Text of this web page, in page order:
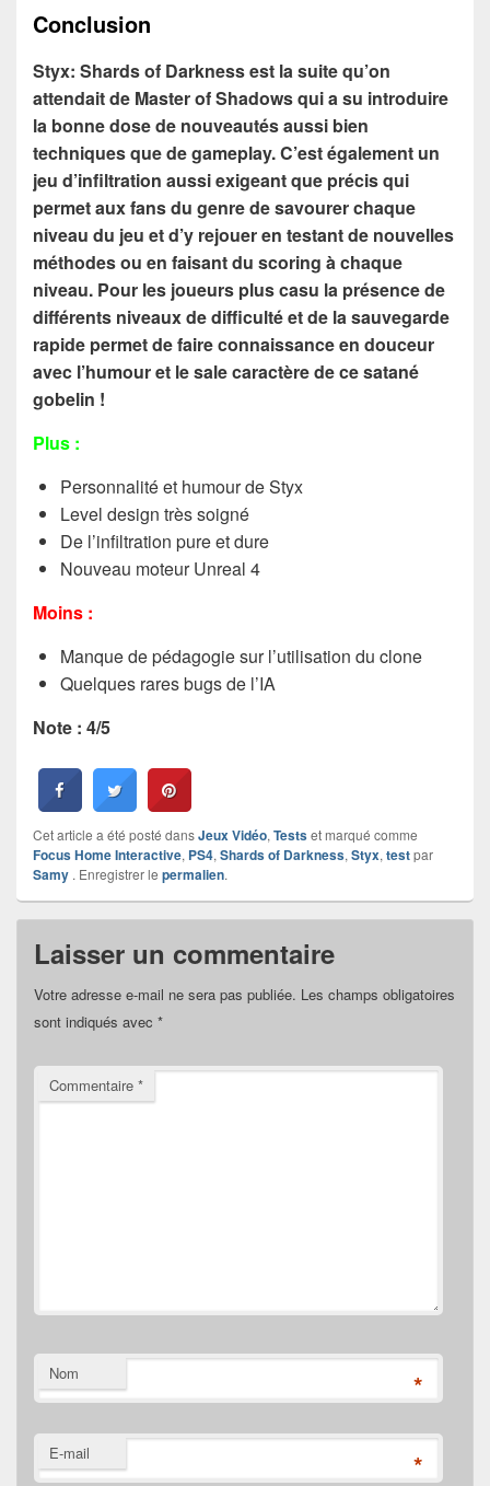
Conclusion
Styx: Shards of Darkness est la suite qu’on
attendait de Master of Shadows qui a su introduire
la bonne dose de nouveautés aussi bien
techniques que de gameplay. C’est également un
jeu d’infiltration aussi exigeant que précis qui
permet aux fans du genre de savourer chaque
niveau du jeu et d’y rejouer en testant de nouvelles
méthodes ou en faisant du scoring à chaque
niveau. Pour les joueurs plus casu la présence de
différents niveaux de difficulté et de la sauvegarde
rapide permet de faire connaissance en douceur
avec l’humour et le sale caractère de ce satané
gobelin !
Plus :
Personnalité et humour de Styx
Level design très soigné
De l’infiltration pure et dure
Nouveau moteur Unreal 4
Moins :
Manque de pédagogie sur l’utilisation du clone
Quelques rares bugs de l’IA
Note : 4/5
Cet article a été posté dansJeux Vidéo, Testset marqué comme
Focus Home Interactive, PS4, Shards of Darkness, Styx, testpar
Samy . Enregistrer le permalien.
Laisser un commentaire
Votre adresse e-mail ne sera pas publiée. Les champs obligatoires
sont indiqués avec *
Commentaire *
Nom *
E-mail *